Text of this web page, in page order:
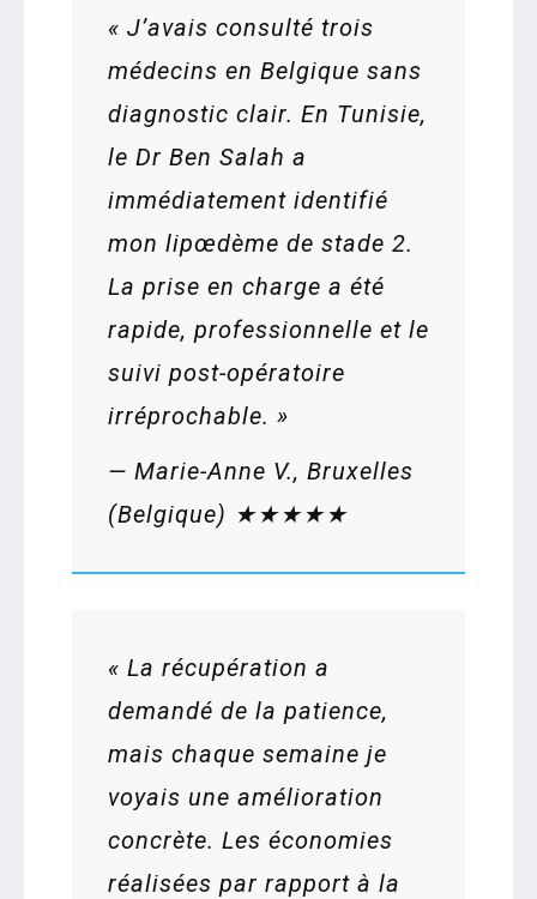
« J’avais consulté trois
médecins en Belgique sans
diagnostic clair. En Tunisie,
le Dr Ben Salah a
immédiatement identifié
mon lipœdème de stade 2.
La prise en charge a été
rapide, professionnelle et le
suivi post-opératoire
irréprochable. »
— Marie-Anne V., Bruxelles
(Belgique) ★★★★★
« La récupération a
demandé de la patience,
mais chaque semaine je
voyais une amélioration
concrète. Les économies
réalisées par rapport à la